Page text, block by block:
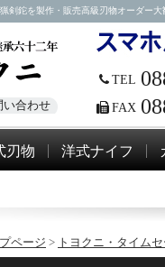
鉈を製作・販売高級刃物オーダー
い合わせ
TEL
FAX
刃物 洋式ナイフ
ページ > トヨクニ・タイム